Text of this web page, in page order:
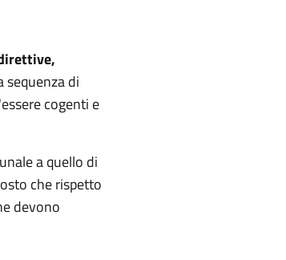
sequenza di
cogenti e
a quello di
che rispetto
devono